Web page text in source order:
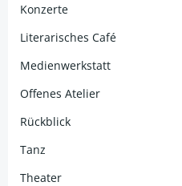
Konzerte
Literarisches Café
Medienwerkstatt
Offenes Atelier
Rückblick
Tanz
Theater